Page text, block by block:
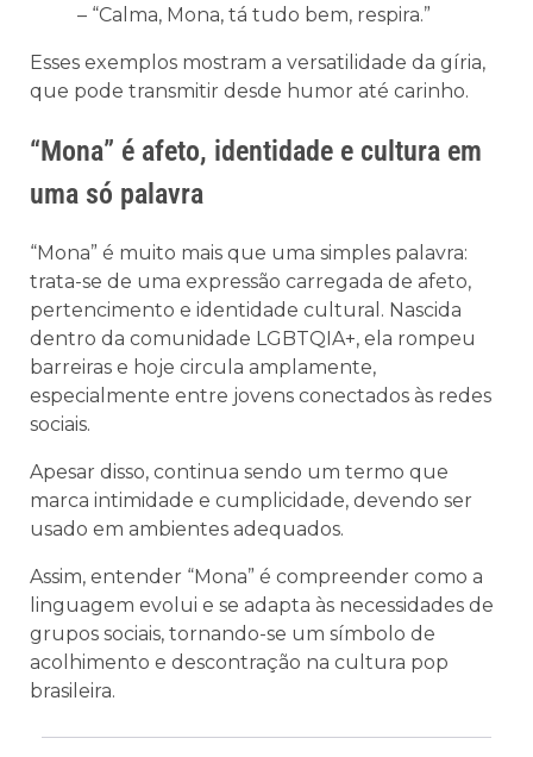
– “Calma, Mona, tá tudo bem, respira.”
Esses exemplos mostram a versatilidade da gíria,
que pode transmitir desde humor até carinho.
“Mona” é afeto, identidade e cultura em
uma só palavra
“Mona” é muito mais que uma simples palavra:
trata-se de uma expressão carregada de afeto,
pertencimento e identidade cultural. Nascida
dentro da comunidade LGBTQIA+, ela rompeu
barreiras e hoje circula amplamente,
especialmente entre jovens conectados às redes
sociais.
Apesar disso, continua sendo um termo que
marca intimidade e cumplicidade, devendo ser
usado em ambientes adequados.
Assim, entender “Mona” é compreender como a
linguagem evolui e se adapta às necessidades de
grupos sociais, tornando-se um símbolo de
acolhimento e descontração na cultura pop
brasileira.